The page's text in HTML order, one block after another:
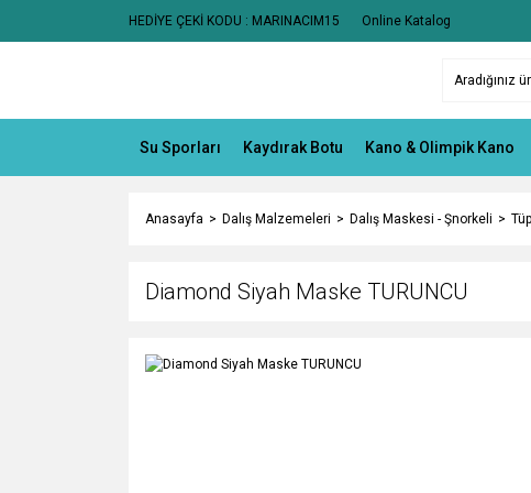
HEDİYE ÇEKİ KODU : MARINACIM15 Online Katalog
Su Sporları Kaydırak Botu Kano & Olimpik Kano
Anasayfa Dalış Malzemeleri Dalış Maskesi - Şnorkeli
Diamond Siyah Maske TURUNCU